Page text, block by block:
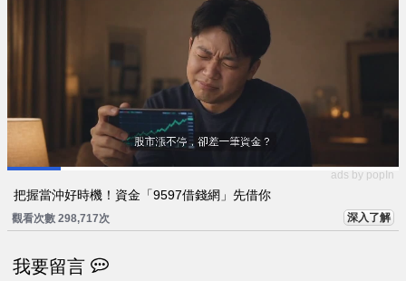
ads by popIn
把握當沖好時機！資金「9597借錢網」先借你
觀看次數 298,717次 深入了解
我要留言